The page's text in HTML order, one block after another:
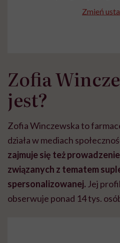
Zmień
Zofia
jest?
Zofia Winczewska to
działa w mediach
zajmuje się też
związanych z tematem
spersonalizowanej. Jej
obserwuje ponad 14 tys.